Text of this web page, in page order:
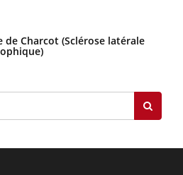
de Charcot (Sclérose latérale